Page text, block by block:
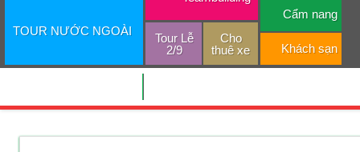
TOUR NƯỚC NGOÀI
Tour Lễ
2/9
Cho
thuê xe
Cẩm nang
Khách sạn